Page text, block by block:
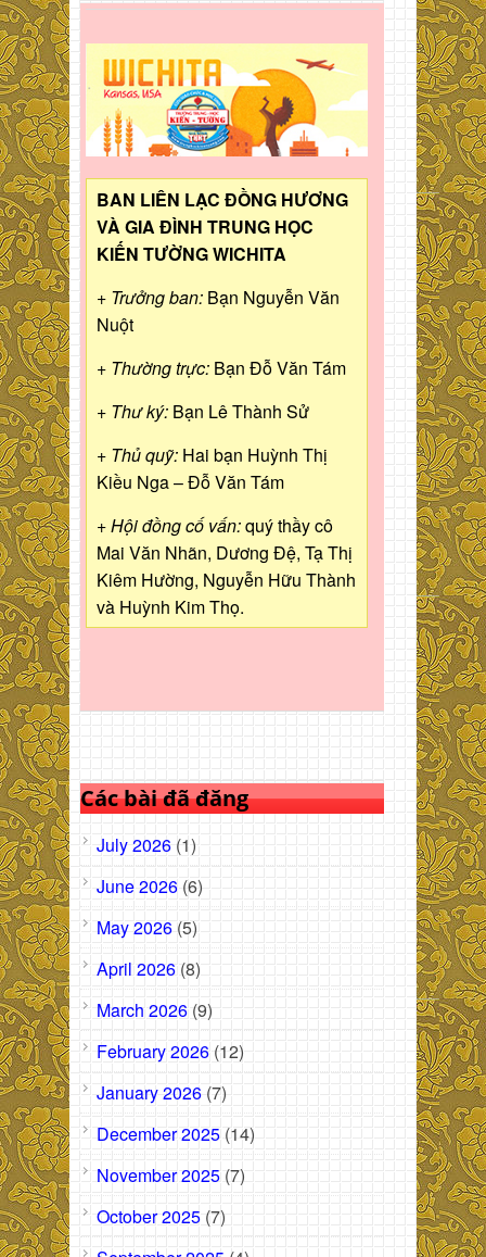
BAN LIÊN LẠC ĐỒNG HƯƠNG
VÀ GIA ĐÌNH TRUNG HỌC
KIẾN TƯỜNG WICHITA
+ Trưởng ban: Bạn Nguyễn Văn
Nuột
+ Thường trực: Bạn Đỗ Văn Tám
+ Thư ký: Bạn Lê Thành Sử
+ Thủ quỹ: Hai bạn Huỳnh Thị
Kiều Nga – Đỗ Văn Tám
+ Hội đồng cố vấn:quý thầy cô
Mai Văn Nhãn, Dương Đệ, Tạ Thị
Kiêm Hường, Nguyễn Hữu Thành
và Huỳnh Kim Thọ.
Các bài đã đăng
July 2026 (1)
June 2026 (6)
May 2026 (5)
April 2026 (8)
March 2026 (9)
February 2026 (12)
January 2026 (7)
December 2025 (14)
November 2025 (7)
October 2025 (7)